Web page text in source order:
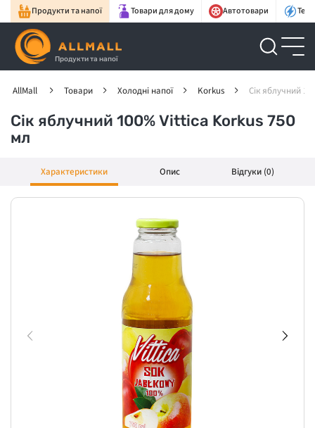
Продукти та напої Товари для дому Автотовари
Продукти та напої
AllMall Товари Холодні напої Korkus Сік яблучний
Сік яблучний 100% Vittica Korkus 750
мл
Характеристики Опис Відгуки (0)